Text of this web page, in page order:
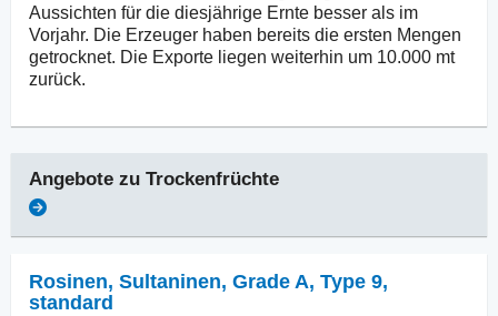
Aussichten für die diesjährige Ernte besser als im
Vorjahr. Die Erzeuger haben bereits die ersten Mengen
getrocknet. Die Exporte liegen weiterhin um 10.000 mt
zurück.
Angebote zu Trockenfrüchte
Rosinen, Sultaninen, Grade A, Type 9,
standard